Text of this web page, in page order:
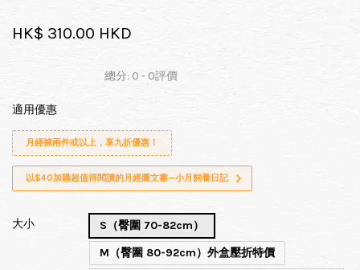
HK$ 310.00 HKD
總分: 0 - 0評價
適用優惠
月經褲兩件或以上，享九折優惠！
以$40加購超值得閱讀的月經圖文書—小月飼養日記
大小
S（臀圍 70-82cm）
M（臀圍 80-92cm）外盒壓折特價